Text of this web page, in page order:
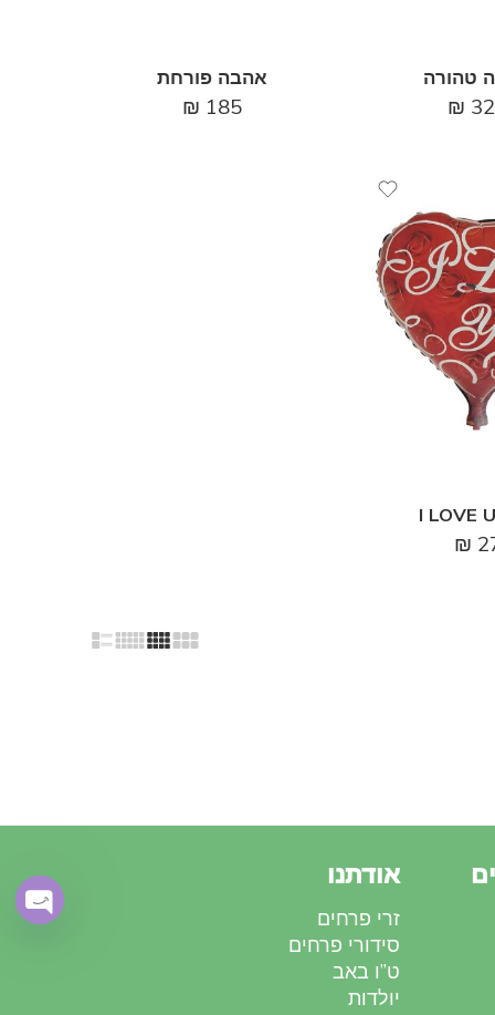
טהורה
₪
אהבה פורחת
185
₪
₪
אודתנו
זרי פרחים
סידורי פרחים
ט”ו באב
יולדות